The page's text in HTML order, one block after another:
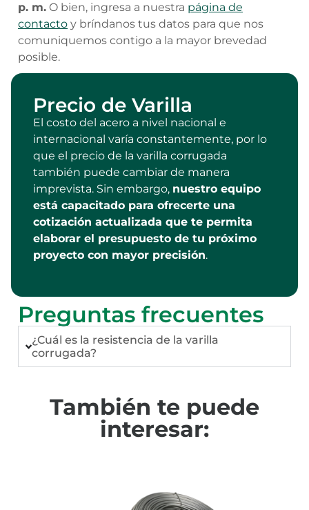
p. m. O bien, ingresa a nuestra página de
contacto y bríndanos tus datos para que nos
comuniquemos contigo a la mayor brevedad
posible.
Precio de Varilla
El costo del acero a nivel nacional e
internacional varía constantemente, por lo
que el precio de la varilla corrugada
también puede cambiar de manera
imprevista. Sin embargo, nuestro equipo
está capacitado para ofrecerte una
cotización actualizada que te permita
elaborar el presupuesto de tu próximo
proyecto con mayor precisión.
Preguntas frecuentes
¿Cuál es la resistencia de la varilla
corrugada?
También te puede
interesar: